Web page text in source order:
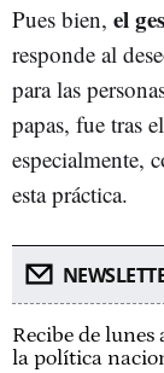
Pues bien, el
responde al
para las
papas, fue tras
especialmente,
esta práctica.
Recibe de
la política